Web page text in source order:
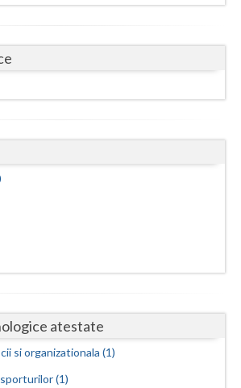
atestate
si organizationala (1)
(1)